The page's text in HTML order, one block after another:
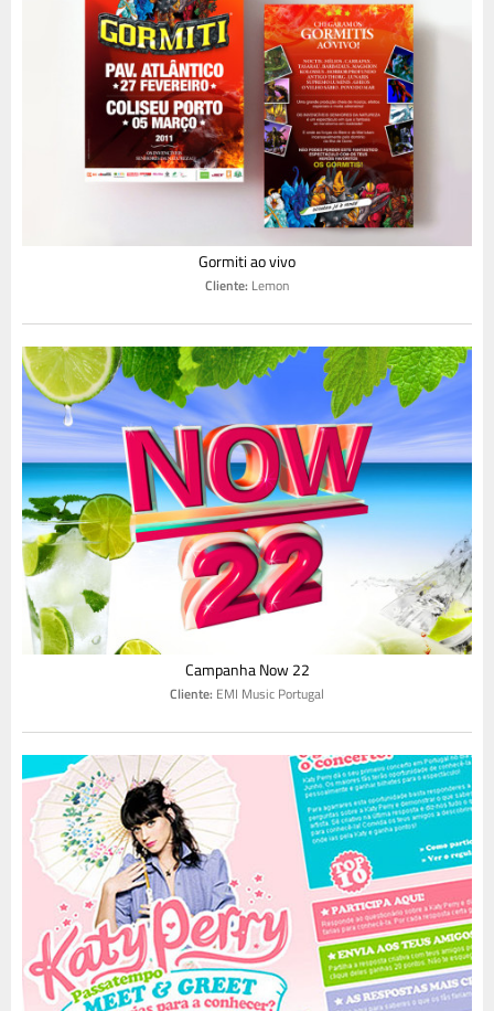
Gormiti ao vivo
Cliente: Lemon
Campanha Now 22
Cliente: EMI Music Portugal